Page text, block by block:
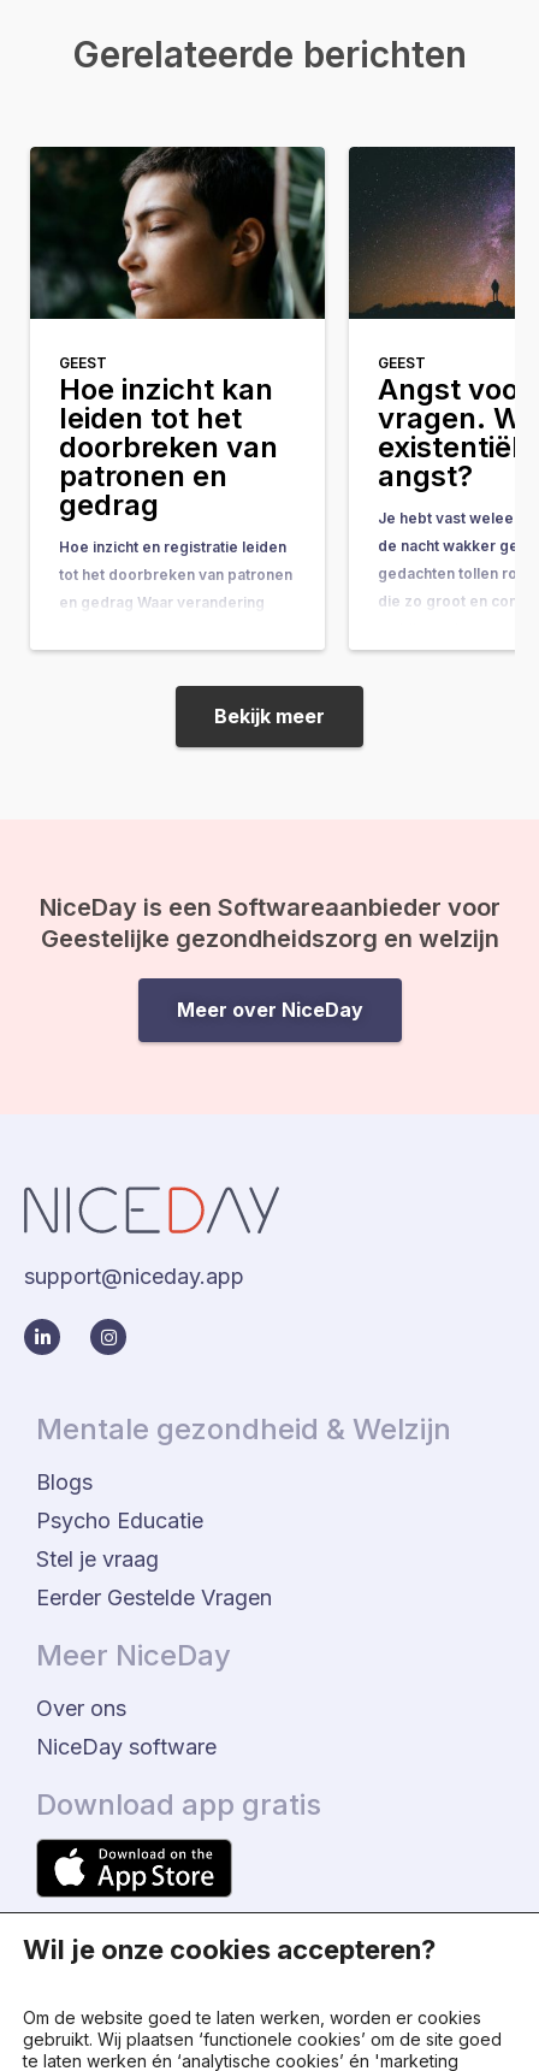
Gerelateerde berichten
GEEST
Hoe inzicht kan
leiden tot het
doorbreken van
patronen en
gedrag
Hoe inzicht en registratie leiden
tot het doorbreken van patronen
en gedrag Waar verandering
concrete do’s & don’ts, tips &
tricks en noem maar op, wordt
de belangrijkste onderliggende
drijfveer nog weleens vergeten:
GEEST
Angst voor
vragen.
existentiële
angst?
Je hebt vast weleens
de nacht wakker
gedachten tollen
die zo groot en
lijken. Vragen als:
Bekijk meer
NiceDay is een Softwareaanbieder voor
Geestelijke gezondheidszorg en welzijn
Meer over NiceDay
support@niceday.app
Mentale gezondheid & Welzijn
Blogs
Psycho Educatie
Stel je vraag
Eerder Gestelde Vragen
Meer NiceDay
Over ons
NiceDay software
Download app gratis
© 2024 - NiceDay Nederland
Wil je onze cookies accepteren?
Om de website goed te laten werken, worden er cookies
gebruikt. Wij plaatsen ‘functionele cookies’ om de site goed
te laten werken én ‘analytische cookies’ én 'marketing